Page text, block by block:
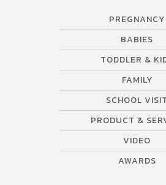
PREGNANCY
BABIES
TODDLER &
FAMILY
SCHOOL VISIT
PRODUCT &
VIDEO
AWARDS